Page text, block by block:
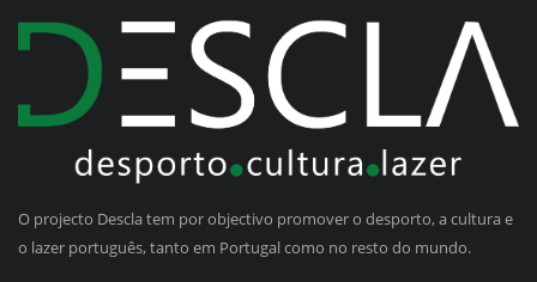
O projecto Descla tem por objectivo promover o desporto, a cultura e
o lazer português, tanto em Portugal como no resto do mundo.